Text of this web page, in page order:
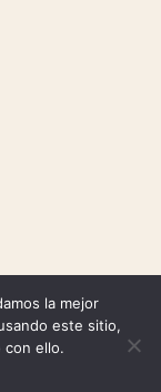
reservados.
la mejor
este sitio,
con ello.